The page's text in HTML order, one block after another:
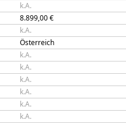
k.A.
8.899,00€
k.A.
Österreich
k.A.
k.A.
k.A.
k.A.
k.A.
k.A.